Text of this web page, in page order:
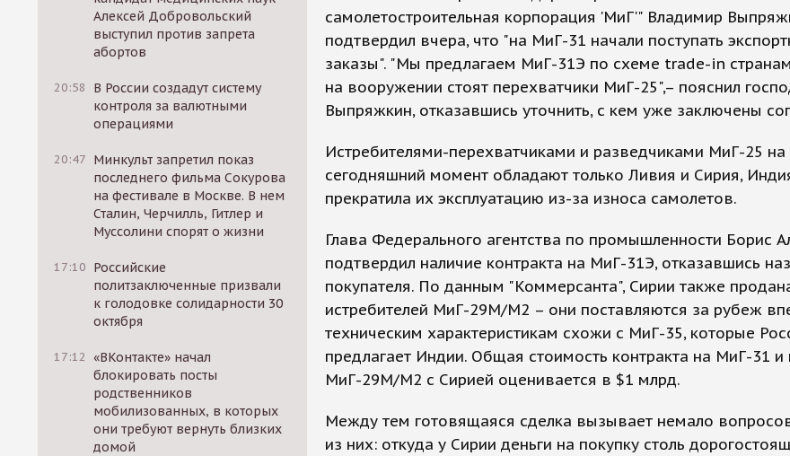
Алексей Добровольский
выступил против запрета
абортов
20:58
В России создадут систему
контроля за валютными
операциями
20:47 Минкульт запретил показ
последнего фильма Сокурова
на фестивале в Москве. В нем
Сталин, Черчилль, Гитлер и
Муссолини спорят о жизни
17:10 Российские
политзаключенные призвали
к голодовке солидарности 30
октября
17:12 «ВКонтакте» начал
блокировать посты
родственников
мобилизованных, в которых
они требуют вернуть близких
домой
самолетостроительная корпорация 'МиГ'" Владимир
подтвердил вчера, что "на МиГ-31 начали поступать
заказы". "Мы предлагаем МиГ-31Э по схеме trade-in
на вооружении стоят перехватчики МиГ-25",– пояснил
Выпряжкин, отказавшись уточнить, с кем уже заключены
Истребителями-перехватчиками и разведчиками МиГ-25 на
сегодняшний момент обладают только Ливия и Сирия,
прекратила их эксплуатацию из-за износа самолетов.
Глава Федерального агентства по промышленности Борис
подтвердил наличие контракта на МиГ-31Э, отказавшись
покупателя. По данным "Коммерсанта", Сирии также
истребителей МиГ-29М/М2 – они поставляются за рубеж
техническим характеристикам схожи с МиГ-35, которые
предлагает Индии. Общая стоимость контракта на МиГ-31 и
МиГ-29М/М2 с Сирией оценивается в $1 млрд.
Между тем готовящаяся сделка вызывает немало
из них: откуда у Сирии деньги на покупку столь